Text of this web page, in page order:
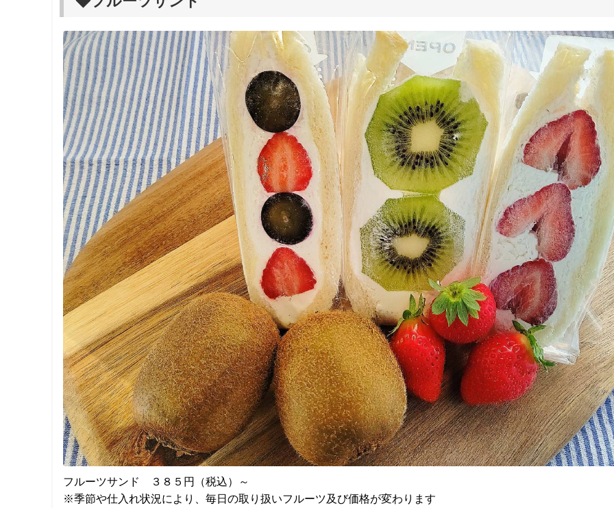
フルーツサンド ３８５円（税込）～
※季節や仕入れ状況により、毎日の取り扱いフルーツ及び価格が変わります